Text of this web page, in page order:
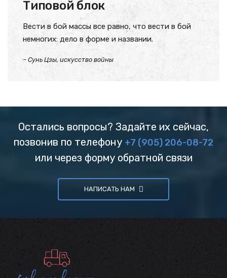
Типовой блок
Вести в бой массы все равно, что вести в бой
немногих: дело в форме и названии.
– Сунь Цзы, искусство войны
Остались вопросы? Задайте их сейчас,
позвонив по телефону +7 (905) 206-08-72
или через форму обратной связи
НАПИСАТЬ НАМ